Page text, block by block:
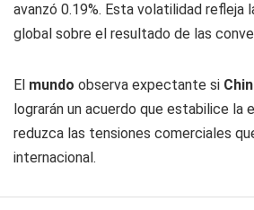
avanzó 0.19%. Esta volatilidad refleja
global sobre el resultado de las
El mundo observa expectante si
lograrán un acuerdo que estabilice la
reduzca las tensiones comerciales
internacional.